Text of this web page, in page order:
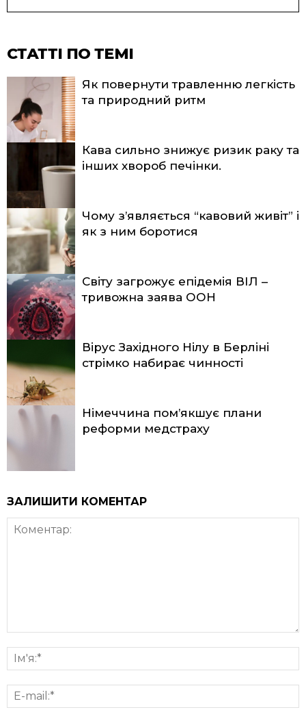
СТАТТІ ПО ТЕМІ
Як повернути травленню легкість
та природний ритм
Кава сильно знижує ризик раку та
інших хвороб печінки.
Чому з’являється “кавовий живіт” і
як з ним боротися
Світу загрожує епідемія ВІЛ –
тривожна заява ООН
Вірус Західного Нілу в Берліні
стрімко набирає чинності
Німеччина пом’якшує плани
реформи медстраху
ЗАЛИШИТИ КОМЕНТАР